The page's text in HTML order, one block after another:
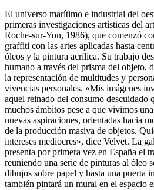
El universo marítimo e industrial del
primeras investigaciones artísticas del
Roche-sur-Yon, 1986), que comenzó
graffiti con las artes aplicadas hasta
óleos y la pintura acrílica. Su trabajo
humano a través del prisma del objeto,
la representación de multitudes y
vivencias personales. «Mis imágenes
aquel reinado del consumo descuidado
muchos ámbitos pese a que vivimos
nuevas aspiraciones, orientadas hacia
de la producción masiva de objetos.
intereses mediocres», dice Velvet. La
presenta por primera vez en España el
reuniendo una serie de pinturas al óleo
dibujos sobre papel y hasta una puerta
también pintará un mural en el espacio